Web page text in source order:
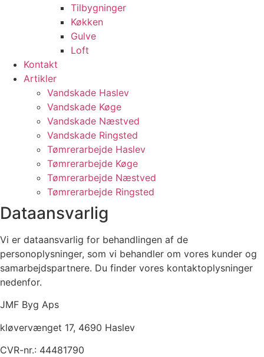
Tilbygninger
Køkken
Gulve
Loft
Kontakt
Artikler
Vandskade Haslev
Vandskade Køge
Vandskade Næstved
Vandskade Ringsted
Tømrerarbejde Haslev
Tømrerarbejde Køge
Tømrerarbejde Næstved
Tømrerarbejde Ringsted
Dataansvarlig
Vi er dataansvarlig for behandlingen af de
personoplysninger, som vi behandler om vores kunder og
samarbejdspartnere. Du finder vores kontaktoplysninger
nedenfor.
JMF Byg Aps
kløvervænget 17, 4690 Haslev
CVR-nr.: 44481790